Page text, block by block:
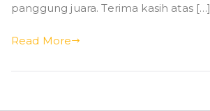
dalam
Movie
panggung juara. Terima kasih atas […]
Read More